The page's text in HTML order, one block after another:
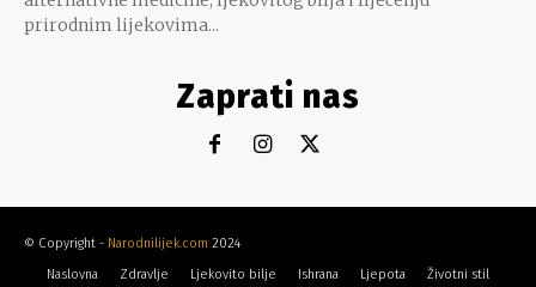
prirodnim lijekovima...
Zaprati nas
© Copyright - Narodnilijek.com 2024
Naslovna
Zdravlje Ljekovito bilje Ishrana Ljepota Životni stil